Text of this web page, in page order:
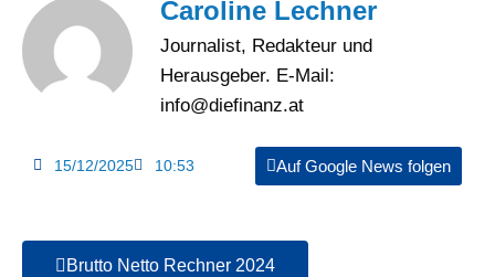
Caroline Lechner
Journalist, Redakteur und
Herausgeber. E-Mail:
info@diefinanz.at
15/12/2025 10:53 Auf Google News folgen
Brutto Netto Rechner 2024